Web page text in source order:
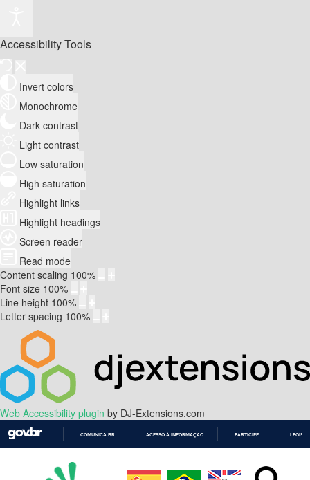
Accessibility Tools
Invert colors
Monochrome
Dark contrast
Light contrast
Low saturation
High saturation
Highlight links
Highlight headings
Screen reader
Read mode
Content scaling 100%
Font size 100%
Line height 100%
Letter spacing 100%
Web Accessibility plugin by DJ-Extensions.com
COMUNICA BR ACESSO À INFORMAÇÃO PARTICIPE